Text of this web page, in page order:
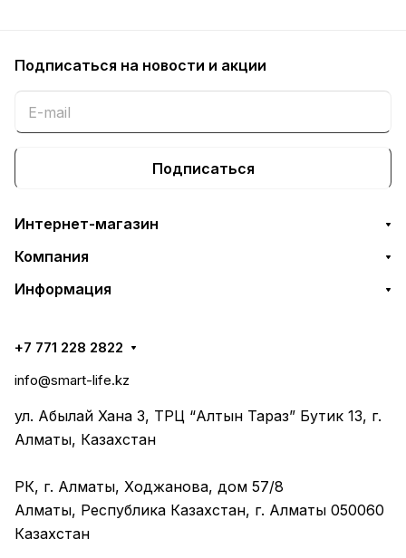
Подписаться на новости и акции
Подписаться
Интернет-магазин
Компания
Информация
+7 771 228 2822
info@smart-life.kz
ул. Абылай Хана 3, ТРЦ “Алтын Тараз” Бутик 13, г.
Алматы, Казахстан
РК, г. Алматы, Ходжанова, дом 57/8
Алматы, Республика Казахстан, г. Алматы 050060
Казахстан